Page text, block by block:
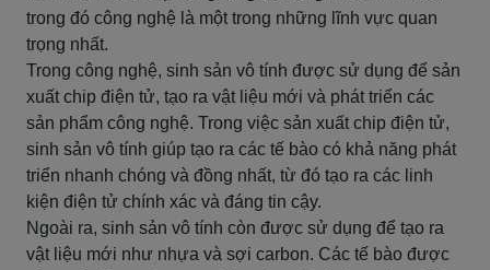
trong đó công nghệ là một trong những lĩnh vực quan
trọng nhất.
Trong công nghệ, sinh sản vô tính được sử dụng để sản
xuất chip điện tử, tạo ra vật liệu mới và phát triển các
sản phẩm công nghệ. Trong việc sản xuất chip điện tử,
sinh sản vô tính giúp tạo ra các tế bào có khả năng phát
triển nhanh chóng và đồng nhất, từ đó tạo ra các linh
kiện điện tử chính xác và đáng tin cậy.
Ngoài ra, sinh sản vô tính còn được sử dụng để tạo ra
vật liệu mới như nhựa và sợi carbon. Các tế bào được